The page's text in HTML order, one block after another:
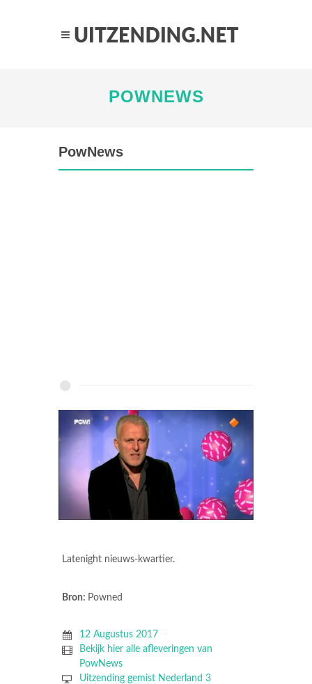
POWNEWS
PowNews
Latenight nieuws-kwartier.
Bron: Powned
12 Augustus 2017
Bekijk hier alle afleveringen van
PowNews
Uitzending gemist Nederland 3